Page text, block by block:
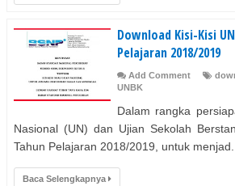
Download Kisi-Kisi
Pelajaran 2018/2019
Add Comment
UNBK
Dalam rangka
Nasional (UN) dan Ujian Sekolah
Tahun Pelajaran 2018/2019, untuk
Baca Selengkapnya